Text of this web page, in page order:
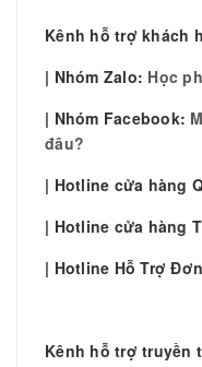
Kênh hỗ trợ khách
| Nhóm Zalo: Học
| Nhóm Facebook:
đâu?
| Hotline cửa hàng
| Hotline cửa hàng
| Hotline Hỗ Trợ
Kênh hỗ trợ truyền